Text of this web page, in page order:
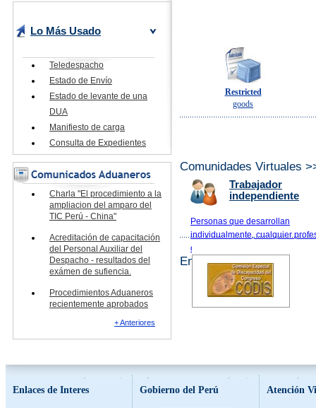
Lo Más Usado
Teledespacho
Estado de Envío
Estado de levante de una
DUA
Manifiesto de carga
Consulta de Expedientes
Charla "El procedimiento a la
ampliacion del amparo del
TIC Perú - China"
Acreditación de capacitación
del Personal Auxiliar del
Despacho - resultados del
exámen de sufiencia.
Procedimientos Aduaneros
recientemente aprobados
+ Anteriores
Restricted
goods
Comunidades Virtuales
Trabajador
independiente
Personas que desarrollan
individualmente, cualquier
oficio o arte.
Enlaces Relacionados
Enlaces de Interes Gobierno del Perú Atención